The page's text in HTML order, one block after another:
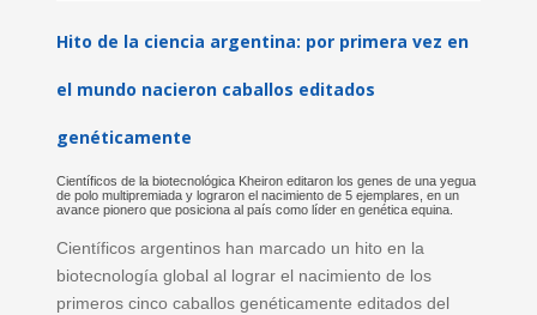
Hito de la ciencia argentina: por primera vez en
el mundo nacieron caballos editados
genéticamente
Científicos de la biotecnológica Kheiron editaron los genes de una yegua
de polo multipremiada y lograron el nacimiento de 5 ejemplares, en un
avance pionero que posiciona al país como líder en genética equina.
Científicos argentinos han marcado un hito en la
biotecnología global al lograr el nacimiento de los
primeros cinco caballos genéticamente editados del